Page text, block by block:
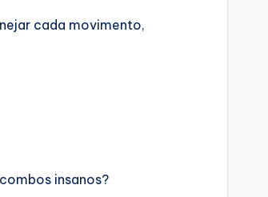
cada movimento,
insanos?